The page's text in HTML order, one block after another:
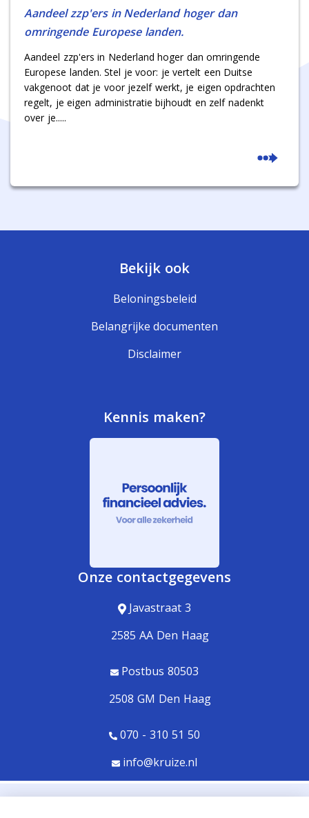
Aandeel zzp'ers in Nederland hoger dan
omringende Europese landen.
Aandeel zzp'ers in Nederland hoger dan omringende
Europese landen. Stel je voor: je vertelt een Duitse
vakgenoot dat je voor jezelf werkt, je eigen opdrachten
regelt, je eigen administratie bijhoudt en zelf nadenkt
over je.....
Bekijk ook
Beloningsbeleid
Belangrijke documenten
Disclaimer
Kennis maken?
Onze contactgegevens
Javastraat 3
2585 AA Den Haag
Postbus 80503
2508 GM Den Haag
070 - 310 51 50
info@kruize.nl
© CopyrightAssupport BV2026